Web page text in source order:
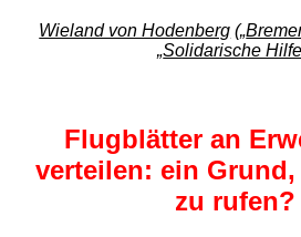
Wieland von Hodenberg („
„Solidarische Hilfe
Flugblätter an
verteilen: ein
zu rufen?